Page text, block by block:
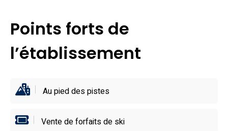
un local à skis, une location de matériel sur place et un
service de forfaits, ce chalet au pied des pistes vous
place au cœur de l’action. Il est aussi à proximité des
sites incontournables comme la Mer de Glace, le Parc
navette. Plus qu’un hébergement, une immersion totale
Points forts de
l’établissement
Au pied des pistes
Vente de forfaits de ski